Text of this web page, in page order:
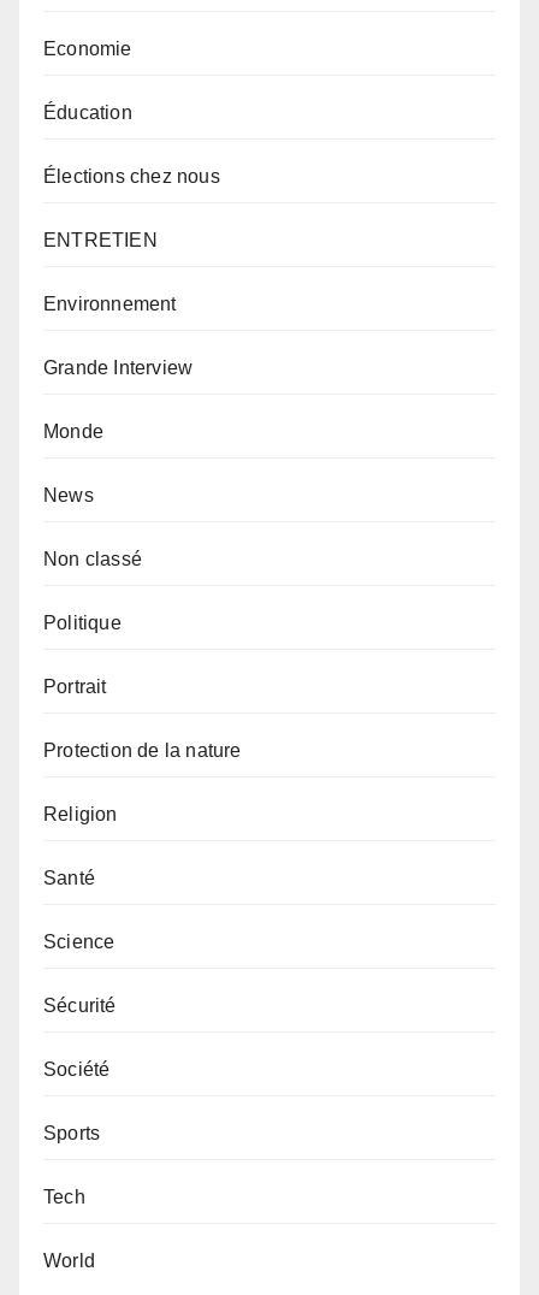
Economie
Éducation
Élections chez nous
ENTRETIEN
Environnement
Grande Interview
Monde
News
Non classé
Politique
Portrait
Protection de la nature
Religion
Santé
Science
Sécurité
Société
Sports
Tech
World